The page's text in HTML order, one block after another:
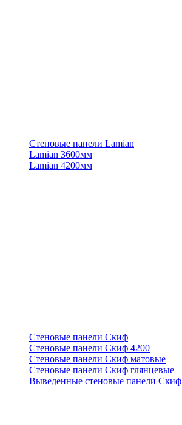
Стеновые панели Lamian
Lamian 3600мм
Lamian 4200мм
Стеновые панели Скиф
Стеновые панели Скиф 4200
Стеновые панели Скиф матовые
Стеновые панели Скиф глянцевые
Выведенные стеновые панели Скиф